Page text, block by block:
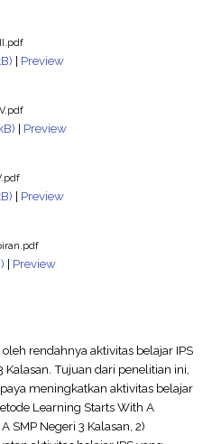
| Preview
| Preview
| Preview
| Preview
rendahnya aktivitas belajar IPS
Kalasan. Tujuan dari penelitian ini,
meningkatkan aktivitas belajar
Learning Starts With A
SMP Negeri 3 Kalasan, 2)